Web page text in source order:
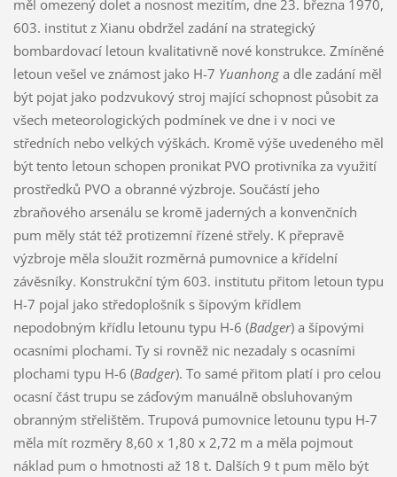
měl omezený dolet a nosnost mezitím, dne 23. března 1970,
603. institut z Xianu obdržel zadání na strategický
bombardovací letoun kvalitativně nové konstrukce. Zmíněné
letoun vešel ve známost jako H-7 Yuanhonga dle zadání měl
být pojat jako podzvukový stroj mající schopnost působit za
všech meteorologických podmínek ve dne i v noci ve
středních nebo velkých výškách. Kromě výše uvedeného měl
být tento letoun schopen pronikat PVO protivníka za využití
prostředků PVO a obranné výzbroje. Součástí jeho
zbraňového arsenálu se kromě jaderných a konvenčních
pum měly stát též protizemní řízené střely. K přepravě
výzbroje měla sloužit rozměrná pumovnice a křídelní
závěsníky. Konstrukční tým 603. institutu přitom letoun typu
H-7 pojal jako středoplošník s šípovým křídlem
nepodobným křídlu letounu typu H-6 (Badger) a šípovými
ocasními plochami. Ty si rovněž nic nezadaly s ocasními
plochami typu H-6 (Badger). To samé přitom platí i pro celou
ocasní část trupu se záďovým manuálně obsluhovaným
obranným střelištěm. Trupová pumovnice letounu typu H-7
měla mít rozměry 8,60 x 1,80 x 2,72 m a měla pojmout
náklad pum o hmotnosti až 18 t. Dalších 9 t pum mělo být